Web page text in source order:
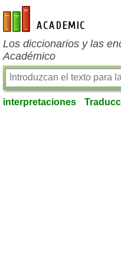
es-academic.com
Los diccionarios y las
Académico
interpretaciones